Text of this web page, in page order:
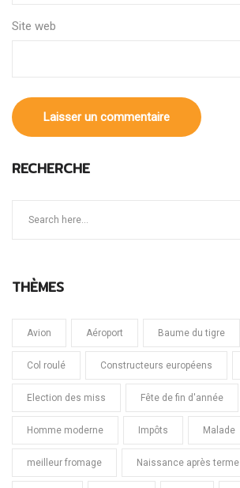
Site web
RECHERCHE
THÈMES
Avion Aéroport Baume du tigre
Col roulé Constructeurs européens
Election des miss Fête de fin d'année
Homme moderne Impôts Malade
meilleur fromage Naissance après terme